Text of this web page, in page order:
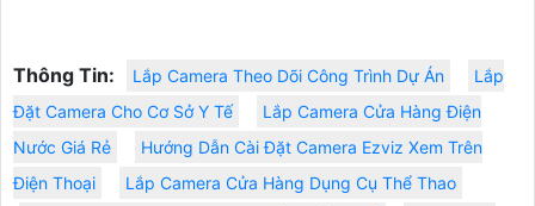
Thông Tin: Lắp Camera Theo Dõi Công Trình Dự Án
Lắp
Đặt Camera Cho Cơ Sở Y Tế
Lắp Camera Cửa Hàng Điện
Nước Giá Rẻ
Hướng Dẫn Cài Đặt Camera Ezviz Xem Trên
Điện Thoại
Lắp Camera Cửa Hàng Dụng Cụ Thể Thao